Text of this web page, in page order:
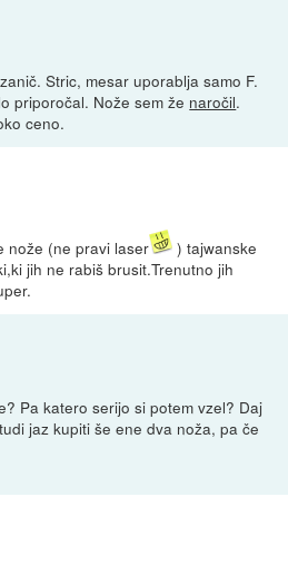
Stric, mesar uporablja samo F.
priporočal. Nože sem že naročil.
ceno.
nože (ne pravi laser
) tajwanske
jih ne rabiš brusit.Trenutno jih
Pa katero serijo si potem vzel? Daj
jaz kupiti še ene dva noža, pa če